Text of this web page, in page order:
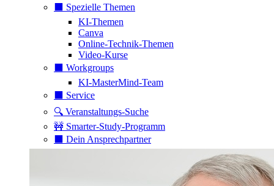
⬛️ Spezielle Themen
KI-Themen
Canva
Online-Technik-Themen
Video-Kurse
⬛️ Workgroups
KI-MasterMind-Team
⬛️ Service
🔍 Veranstaltungs-Suche
🚧 Smarter-Study-Programm
⬛️ Dein Ansprechpartner